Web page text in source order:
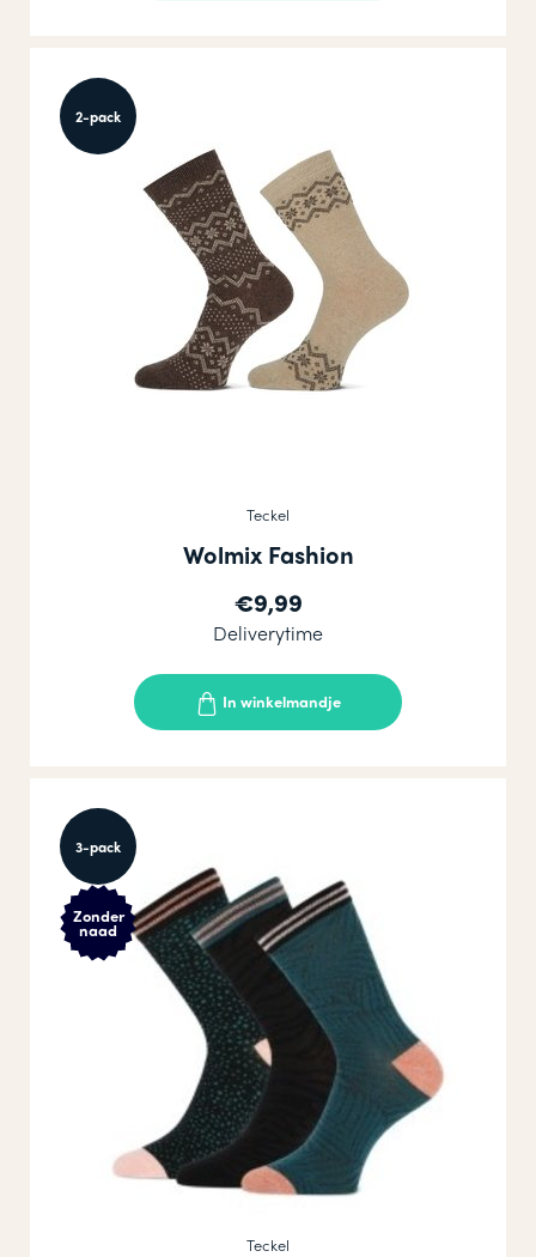
2-pack
Teckel
Wolmix Fashion
€9,99
Deliverytime
In winkelmandje
3-pack
Zonder
naad
Teckel